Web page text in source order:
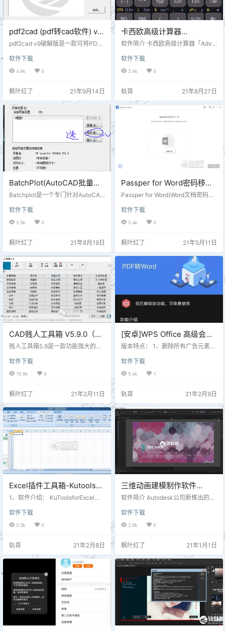
pdf2cad (pdf转cad软件) v9
破解版
pdf2cad v9破解版是一款可将PDF
df2cad能够将PDF文件轻松转化成
CAD格式的文件，使用起来十分简
更小了仅仅只有一个文件，界面变
得更加简洁，转化起来十分的快，
转化速率高，如果喜欢可以下载使
用！！
软件下载
4.8k 0
枫叶红了 21年9月14日
卡西欧高级计算器
v5.2.9.702 免广告版
软件简介 卡西欧高级计算器「Adva
数百种功能，可为用户提供大多数
数学计算所需的一切。计算器的功
特点是它的2行自然教科书显示，显
示分数，公式，平方根和其他表
达，就像它们在教科书中一样 卡西
欧高级计算器「Advanced Scientifi
c Calculator」，又名高级计算器 …
软件下载
3.6k 0
轨哥 21年8月27日
BatchPlot(AutoCAD批量打
印软件)3.5.9 官方最新版
Batchplot是一个专门针对AutoCAD
纸的批量打印、批量生成布局、批
量分图工具。Batchplot根据自己判
式，实现批量打印、批量生成布
1、关掉运行的CAD，然后运行Batc
hPlot_Setup_3.5.9.exe安装批量打
印工具 2、安装PDF_reD…
软件下载
3.5k 0
枫叶红了 21年8月19日
Passper for Word密码移除
器（破解版）
Passper for Word(Word文档密码恢
Word文档密码恢复辅助工具。哪款
密码恢复工具比较好用？小编为你
更轻松便捷的恢复Word文档密码。
快速恢复密码或者移除操作权限。
软件采用了向导式的操作方式，您
仅需按照提示简单几步即可快速完
成。有需要的朋友欢迎…
软件下载
3.4k 0
枫叶红了 21年5月11日
CAD贱人工具箱 V5.9.0（含
注册码）
贱人工具箱5.9是一款功能强大的CA
用户量身打造，为用户收集了超过1
70个图像制作插件，帮助用户更加
上面的全部功能。 【使用说明】 加
载方法： 1、菜单“工具”-->“加载应
用程序”(或直接输入命令：appload)
2、点启动组里的“内容...”按钮-->点
“添加...”，找到工具箱，把工…
软件下载
10.8k 0
枫叶红了 21年2月11日
[安卓]WPS Office 高级会员
破解版 最新v13.4.1
版本特点： 1、删除所有广告元素，
测：随便用个邮箱注册下，我用的
是qq邮箱，地区选香港或其他地
外，其他高级功能皆已解锁） 3、所
有的高级功能及绝大部分的在线高
级模板免费用； 4、清理不必要应用
资源文件、压缩对齐优化、大大提
升性能； 5、禁用且删除了不必要的
权限、服务、接收器、提供器； 6、
PDF转Wor…
软件下载
5.6k 1
轨哥 21年2月9日
Excel插件工具箱-Kutools
for Excel v24.00
1、软件介绍： KuToolsforExcel是
300多个高级特性，可以将各种复
杂的任务简化为在Excel中单击几
下。例如，Excel用户可以通过多次
而不丢失数据、粘贴到仅可见的单
元格，等等。毫无疑问，这种功能
强大、用户友好的外接程序将为Exc
el用户节省大量的工作时间，并极大
地提高工作效率。 注： 1、试用于E
xcel 2019/…
软件下载
3.3k 0
轨哥 21年2月8日
三维动画建模制作软件
Autodesk 3DS MAX 2021.1
软件简介 Autodesk公司新推出的3d
样化工具集，内置高效的新工具、
加速性能和简化的工作流程，可帮
助我们大大的提高处理复杂的高分
行业需求如何，3ds Max专业高效
但简单易用的3D工具都能给美工人
员带来极富灵感的设计体验，目前
正广泛应用于广告、影视、工业设
计、建筑设计、三维动画、多媒体
制作、游戏、辅助教学以及工程可
视化等领域。3…
软件下载
2.8k 0
枫叶红了 21年1月1日